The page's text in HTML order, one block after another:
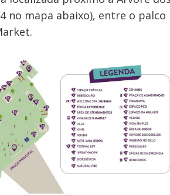
no mapa abaixo), entre o palco